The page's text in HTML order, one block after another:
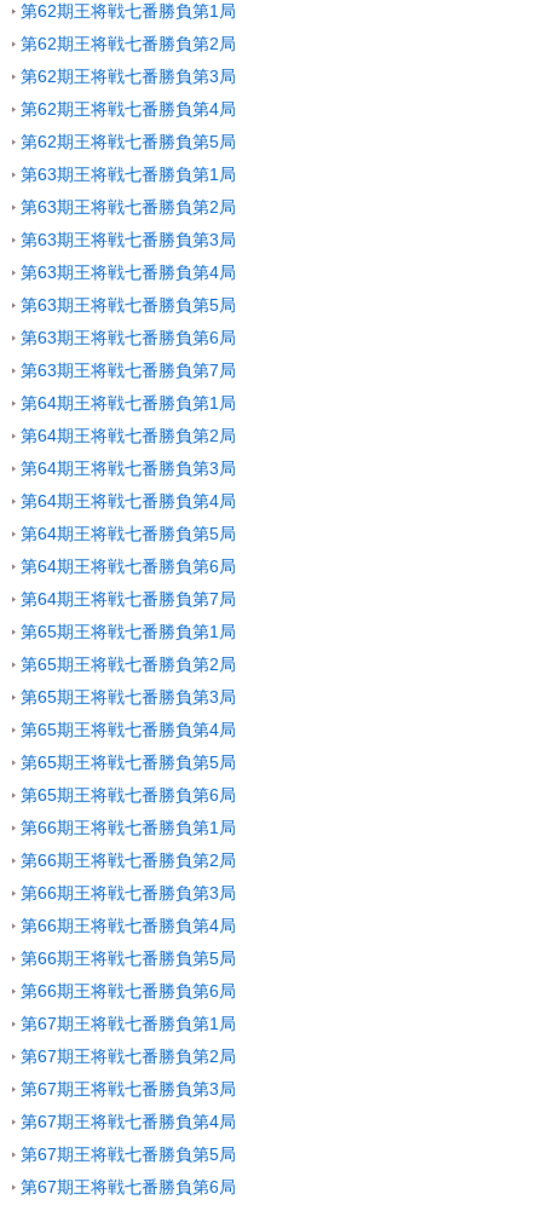
第62期王将戦七番勝負第1局
第62期王将戦七番勝負第2局
第62期王将戦七番勝負第3局
第62期王将戦七番勝負第4局
第62期王将戦七番勝負第5局
第63期王将戦七番勝負第1局
第63期王将戦七番勝負第2局
第63期王将戦七番勝負第3局
第63期王将戦七番勝負第4局
第63期王将戦七番勝負第5局
第63期王将戦七番勝負第6局
第63期王将戦七番勝負第7局
第64期王将戦七番勝負第1局
第64期王将戦七番勝負第2局
第64期王将戦七番勝負第3局
第64期王将戦七番勝負第4局
第64期王将戦七番勝負第5局
第64期王将戦七番勝負第6局
第64期王将戦七番勝負第7局
第65期王将戦七番勝負第1局
第65期王将戦七番勝負第2局
第65期王将戦七番勝負第3局
第65期王将戦七番勝負第4局
第65期王将戦七番勝負第5局
第65期王将戦七番勝負第6局
第66期王将戦七番勝負第1局
第66期王将戦七番勝負第2局
第66期王将戦七番勝負第3局
第66期王将戦七番勝負第4局
第66期王将戦七番勝負第5局
第66期王将戦七番勝負第6局
第67期王将戦七番勝負第1局
第67期王将戦七番勝負第2局
第67期王将戦七番勝負第3局
第67期王将戦七番勝負第4局
第67期王将戦七番勝負第5局
第67期王将戦七番勝負第6局